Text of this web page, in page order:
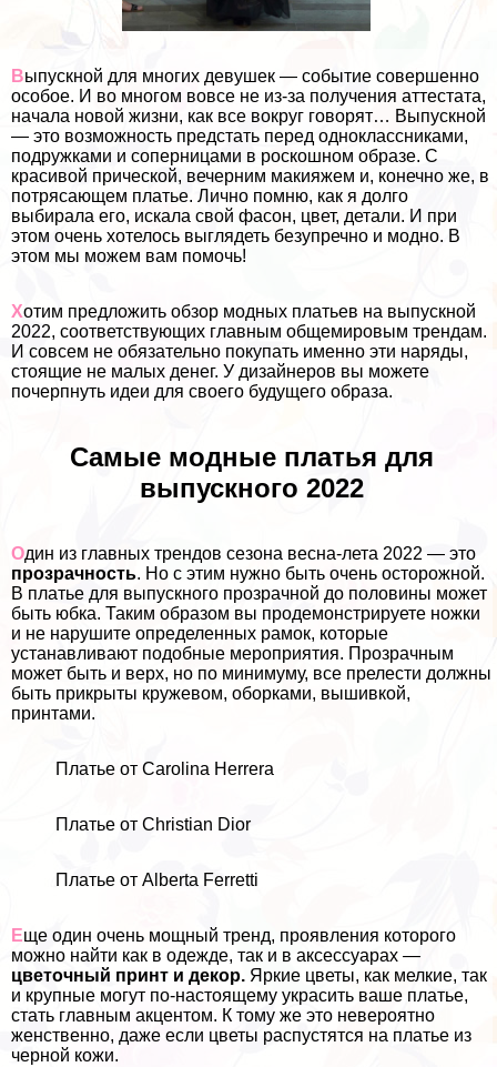
Выпускной для многих дeвyшек — событие совершенно
особое. И во многом вовсе не из-за получения аттестата,
начала новой жизни, как все вокруг говорят… Выпускной
— это возможность предстать перед одноклассниками,
подружками и соперницами в роскошном образе. С
красивой прической, вечерним макияжем и, конечно же, в
потрясающем платье. Лично помню, как я долго
выбирала его, искала свой фасон, цвет, детали. И при
этом очень хотелось выглядеть безупречно и модно. В
этом мы можем вам помочь!
Хотим предложить обзор модных платьев на выпускной
2022, соответствующих главным общемировым трендам.
И совсем не обязательно покупать именно эти наряды,
стоящие не малых денег. У дизайнеров вы можете
почерпнуть идеи для своего будущего образа.
Самые модные платья для
выпускного 2022
Один из главных трендов сезона весна-лета 2022 — это
прозрачность. Но с этим нужно быть очень осторожной.
В платье для выпускного прозрачной до половины может
быть юбка. Таким образом вы продемонстрируете ножки
и не нарушите определенных рамок, которые
устанавливают подобные мероприятия. Прозрачным
может быть и верх, но по минимуму, все прелести должны
быть прикрыты кружевом, оборками, вышивкой,
принтами.
Платье от Carolina Herrera
Платье от Christian Dior
Платье от Alberta Ferretti
Еще один очень мощный тренд, проявления которого
можно найти как в одежде, так и в аксессуарах —
цветочный принт и декор. Яркие цветы, как мелкие, так
и крупные могут по-настоящему украсить ваше платье,
стать главным акцентом. К тому же это невероятно
женственно, даже если цветы распустятся на платье из
черной кожи.